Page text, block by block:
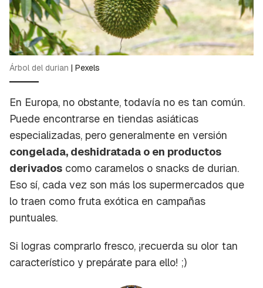
Árbol del durian | Pexels
En Europa, no obstante, todavía no es tan común.
Puede encontrarse en tiendas asiáticas
especializadas, pero generalmente en versión
congelada, deshidratada o en productos
derivados como caramelos o snacks de durian.
Eso sí, cada vez son más los supermercados que
lo traen como fruta exótica en campañas
puntuales.
Si logras comprarlo fresco, ¡recuerda su olor tan
característico y prepárate para ello! ;)